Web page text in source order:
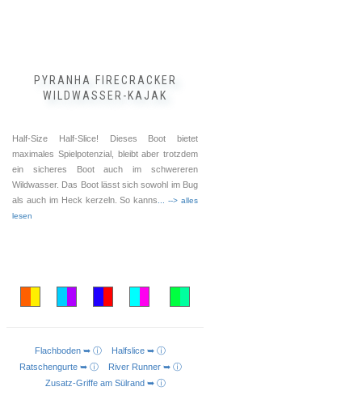
PYRANHA FIRECRACKER
WILDWASSER-KAJAK
Half-Size Half-Slice! Dieses Boot bietet
maximales Spielpotenzial, bleibt aber trotzdem
ein sicheres Boot auch im schwereren
Wildwasser. Das Boot lässt sich sowohl im Bug
als auch im Heck kerzeln. So kanns
... --> alles
lesen
AUSFÜHRUNG WÄHLEN
Flachboden ➥ ⓘ Halfslice ➥ ⓘ
Ratschengurte ➥ ⓘ
River Runner ➥ ⓘ
Zusatz-Griffe am Sülrand ➥ ⓘ